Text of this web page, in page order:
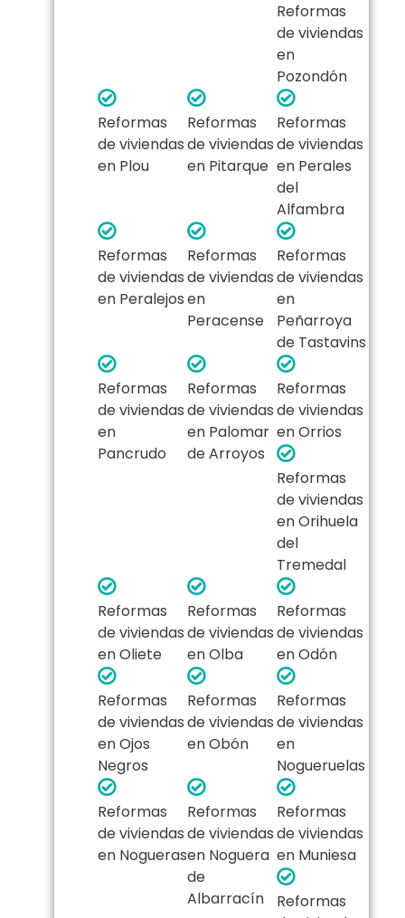
Reformas
de viviendas
en
Pozondón
Reformas
de viviendas
en Plou
Reformas
de viviendas
en Pitarque
Reformas
de viviendas
en Perales
del
Alfambra
Reformas
de viviendas
en Peralejos
Reformas
de viviendas
en
Peracense
Reformas
de viviendas
en
Peñarroya
de Tastavins
Reformas
de viviendas
en
Pancrudo
Reformas
de viviendas
en Palomar
de Arroyos
Reformas
de viviendas
en Orrios
Reformas
de viviendas
en Orihuela
del
Tremedal
Reformas
de viviendas
en Oliete
Reformas
de viviendas
en Olba
Reformas
de viviendas
en Odón
Reformas
de viviendas
en Ojos
Negros
Reformas
de viviendas
en Obón
Reformas
de viviendas
en
Nogueruelas
Reformas
de viviendas
en Nogueras
Reformas
de viviendas
en Noguera
de
Albarracín
Reformas
de viviendas
en Muniesa
Reformas